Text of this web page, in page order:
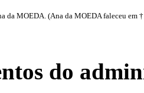
da MOEDA. (Ana da MOEDA faleceu em
do